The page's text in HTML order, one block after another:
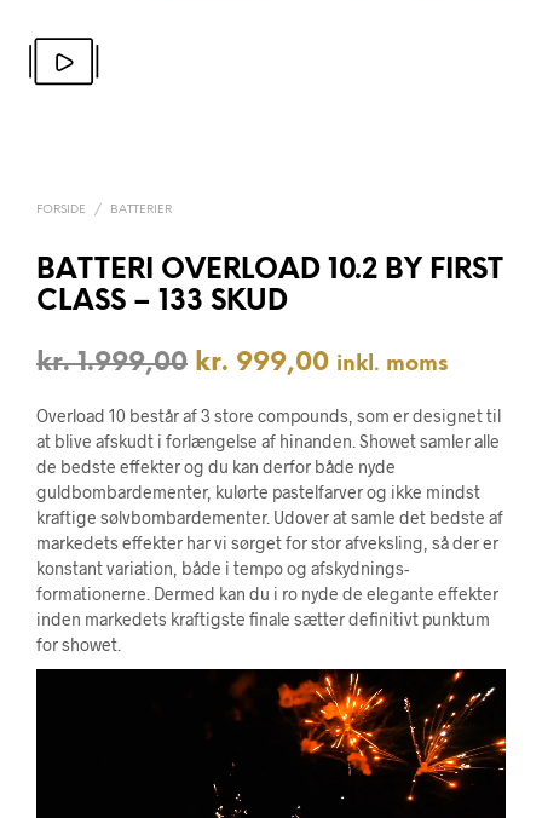
FORSIDE / BATTERIER
BATTERI OVERLOAD 10.2 BY FIRST
CLASS – 133 SKUD
kr.1.999,00 Den
pris
var:
kr. 1.999,00.
kr. 999,00Den
pris
er:
kr. 999,00.
inkl. moms
Overload 10 består af 3 store compounds, som er designet til
at blive afskudt i forlængelse af hinanden. Showet samler alle
de bedste effekter og du kan derfor både nyde
guldbombardementer, kulørte pastelfarver og ikke mindst
kraftige sølvbombardementer. Udover at samle det bedste af
markedets effekter har vi sørget for stor afveksling, så der er
konstant variation, både i tempo og afskydnings-
formationerne. Dermed kan du i ro nyde de elegante effekter
inden markedets kraftigste finale sætter definitivt punktum
for showet.